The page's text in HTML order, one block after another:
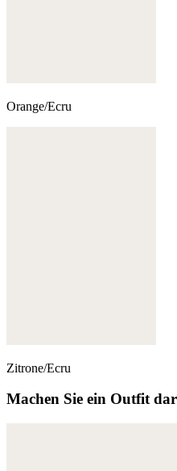
Orange/Ecru
Zitrone/Ecru
Machen Sie ein Outfit